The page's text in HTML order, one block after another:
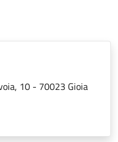
10 - 70023 Gioia